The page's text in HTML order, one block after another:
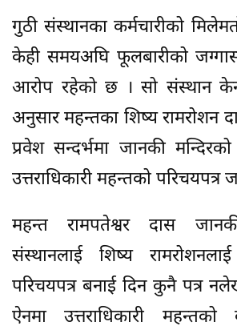
गुठी संस्थानका कर्मचारीको
केही समयअघि फूलबारीको
आरोप रहेको छ । सो संस्थान
अनुसार महन्तका शिष्य रामरोशन
प्रवेश सन्दर्भमा जानकी
उत्तराधिकारी महन्तको परिचयपत्र
महन्त रामपतेश्वर दास
संस्थानलाई शिष्य रामरोशनलाई
परिचयपत्र बनाई दिन कुनै पत्र
ऐनमा उत्तराधिकारी महन्तको